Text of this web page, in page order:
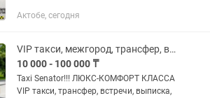
MERCEDES W222.
ОФИЦИАЛЬНОЕ...
Актобе, сегодня
VIP такси, межгород, трансфер, выписка, Спринтер Vip, Мерседес W222.
10 000 - 100 000 ₸
Taxi Senator!!! ЛЮКС-КОМФОРТ КЛАССА
VIP такси, трансфер, встречи, выписка,